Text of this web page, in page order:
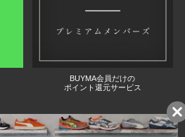
BUYMA会員だけの
ポイント還元サービス
ページトップへ